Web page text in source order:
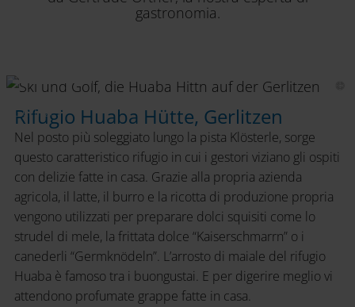
gastronomia.
Huaba Hütte,
Gerlitzen
Rifugio Huaba Hütte, Gerlitzen
Nel posto più soleggiato lungo la pista Klösterle, sorge
questo caratteristico rifugio in cui i gestori viziano gli ospiti
con delizie fatte in casa. Grazie alla propria azienda
agricola, il latte, il burro e la ricotta di produzione propria
vengono utilizzati per preparare dolci squisiti come lo
strudel di mele, la frittata dolce “Kaiserschmarrn” o i
canederli “Germknödeln”. L’arrosto di maiale del rifugio
Huaba è famoso tra i buongustai. E per digerire meglio vi
attendono profumate grappe fatte in casa.